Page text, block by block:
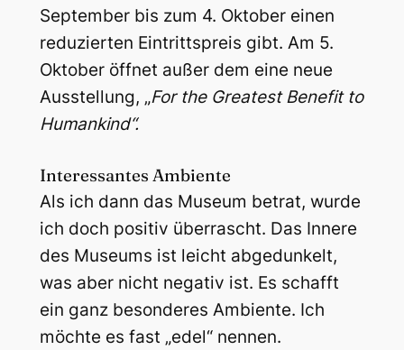
September bis zum 4. Oktober einen
reduzierten Eintrittspreis gibt. Am 5.
Oktober öffnet außer dem eine neue
Ausstellung, „For the Greatest Benefit to
Humankind“.
Interessantes Ambiente
Als ich dann das Museum betrat, wurde
ich doch positiv überrascht. Das Innere
des Museums ist leicht abgedunkelt,
was aber nicht negativ ist. Es schafft
ein ganz besonderes Ambiente. Ich
möchte es fast „edel“ nennen.